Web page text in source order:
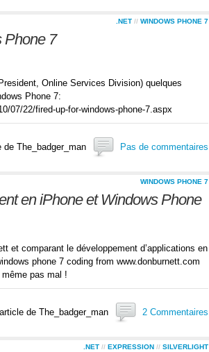
.NET // WINDOWS PHONE 7
Phone 7
Online Services Division) quelques
Phone 7:
07/22/fired-up-for-windows-phone-7.aspx
de The_badger_man Pas de commentaires
WINDOWS PHONE 7
en iPhone et Windows Phone
et comparant le développement d’applications en
phone 7 coding from www.donburnett.com
pas mal !
de The_badger_man 2 Commentaires
.NET // EXPRESSION // SILVERLIGHT